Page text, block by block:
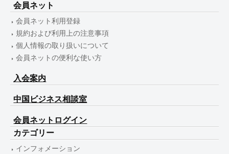
会員ネット
会員ネット利用登録
規約および利用上の注意事項
個人情報の取り扱いについて
会員ネットの便利な使い方
入会案内
中国ビジネス相談室
会員ネットログイン
カテゴリー
インフォメーション